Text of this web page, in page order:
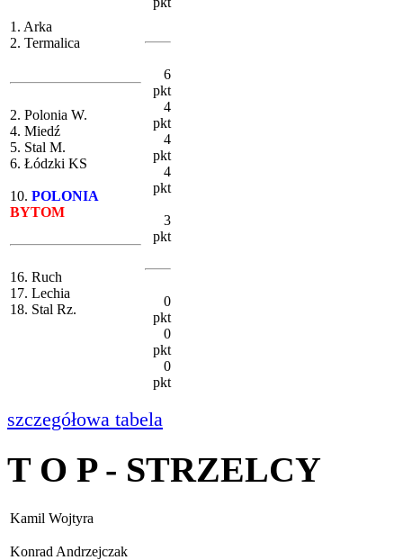
1. Arka
2. Termalica
2. Polonia W.
4. Miedź
5. Stal M.
6. Łódzki KS
10. POLONIA
BYTOM
16. Ruch
17. Lechia
18. Stal Rz.
6
pkt
4
pkt
4
pkt
4
pkt
3
pkt
0
pkt
0
pkt
0
pkt
szczegółowa tabela
T O P - STRZELCY
Kamil Wojtyra
Konrad Andrzejczak